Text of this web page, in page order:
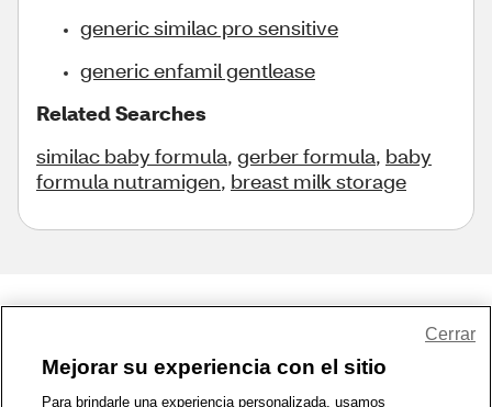
generic similac pro sensitive
generic enfamil gentlease
Related Searches
similac baby formula, gerber formula, baby
formula nutramigen, breast milk storage
1-800-679-9691 | Contáctenos | Términos de Uso | Accesibilidad
Mejorar su experiencia con el sitio
Para brindarle una experiencia personalizada, usamos
Cerrar